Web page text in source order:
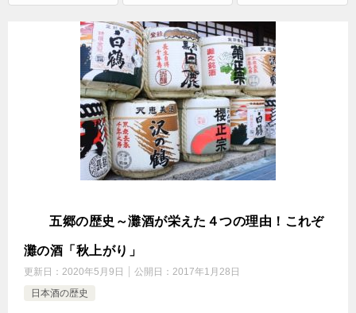
五郷の歴史～灘酒が栄えた４つの理由！これぞ
灘の酒「秋上がり」
更新日： 2020年5月9日 公開日： 2017年1月28日
日本酒の歴史